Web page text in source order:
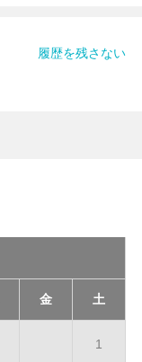
履歴を残さない
金 土
1